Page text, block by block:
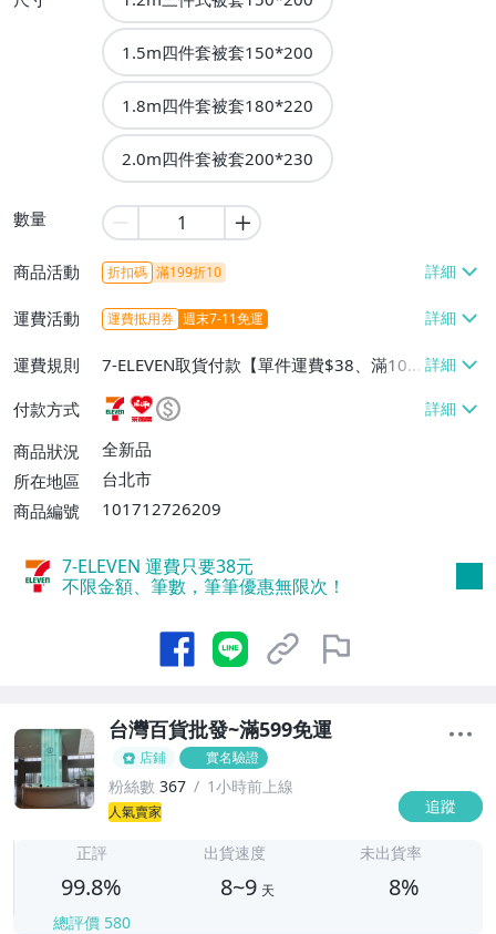
1.5m四件套被套150*200
1.8m四件套被套180*220
2.0m四件套被套200*230
數量
商品活動 折扣碼 滿199折10
運費活動 運費抵用券 週末7-11免運
運費規則
7-ELEVEN取貨付款【單件運費$38、滿100
件或消費滿$599免運費】、萊爾富取貨付
款【單件運費$60、滿100件或消費滿$599
免運費】、宅配/貨運【單件運費$80、滿1
00件或消費滿$599免運費】
付款方式
商品狀況
全新品
所在地區
台北市
商品編號
101712726209
7-ELEVEN 運費只要38元
不限金額、筆數，筆筆優惠無限次！
台灣百貨批發~滿599免運
店鋪 實名驗證
粉絲數 367 1小時前上線
人氣賣家 追蹤
正評
99.8%
總評價 580
出貨速度
8~9 天
未出貨率
8%